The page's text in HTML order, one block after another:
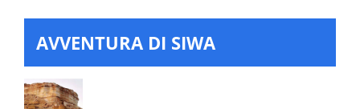
AVVENTURA DI SIWA